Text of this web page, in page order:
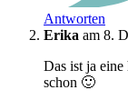
Antworten
Erika am 8.
Das ist ja
schon 🙂